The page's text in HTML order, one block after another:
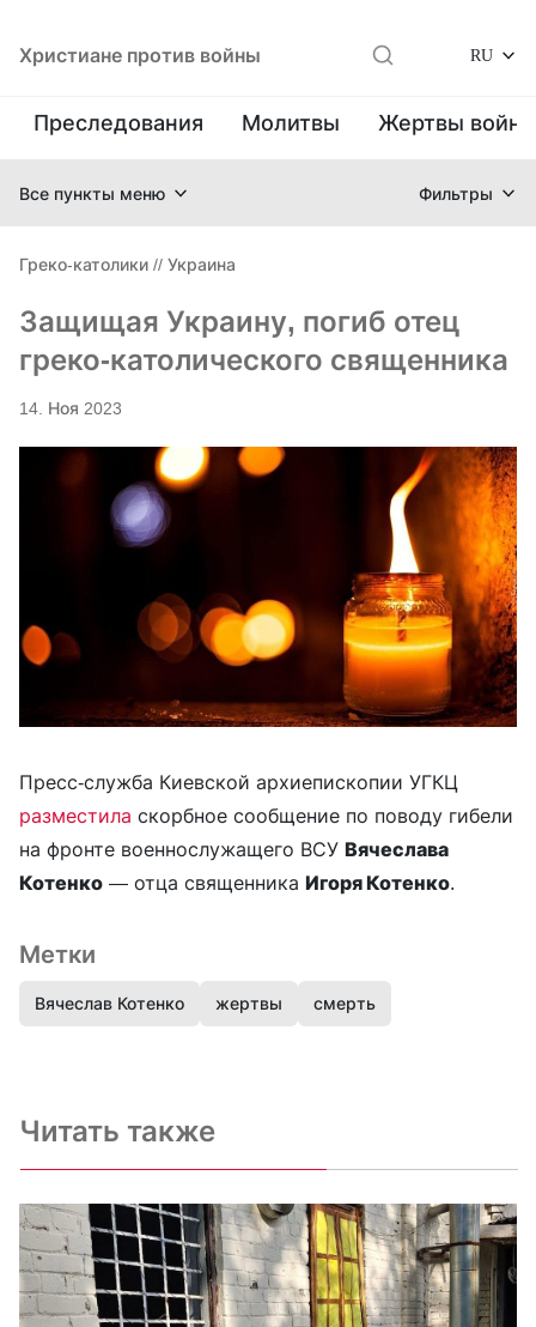
Христиане против войны RU
Преследования Молитвы Жертвы
Все пункты меню Фильтры
Греко-католики // Украина
Защищая Украину, погиб отец
греко-католического священника
14. Ноя 2023
Пресс-служба Киевской архиепископии УГКЦ
разместила скорбное сообщение по поводу гибели
на фронте военнослужащего ВСУ Вячеслава
Котенко — отца священника Игоря Котенко.
Метки
Вячеслав Котенко жертвы смерть
Читать также